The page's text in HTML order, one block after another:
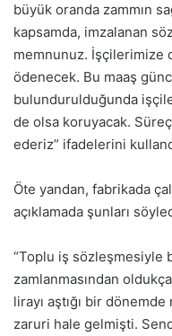
büyük oranda zammın
kapsamda, imzalanan
memnunuz. İşçilerimize
ödenecek. Bu maaş
bulundurulduğunda
de olsa koruyacak.
ederiz” ifadelerini
Öte yandan, fabrikada
açıklamada şunları
“Toplu iş sözleşmesiyle
zamlanmasından
lirayı aştığı bir dönemde
zaruri hale gelmişti.